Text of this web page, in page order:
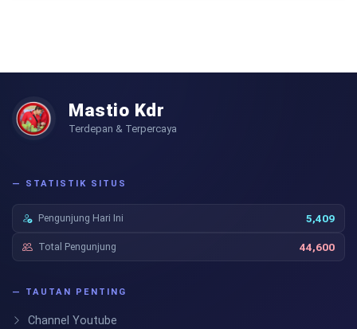
Mastio Kdr
Terdepan & Terpercaya
— STATISTIK SITUS
Pengunjung Hari Ini 5,409
Total Pengunjung 44,600
— TAUTAN PENTING
Channel Youtube